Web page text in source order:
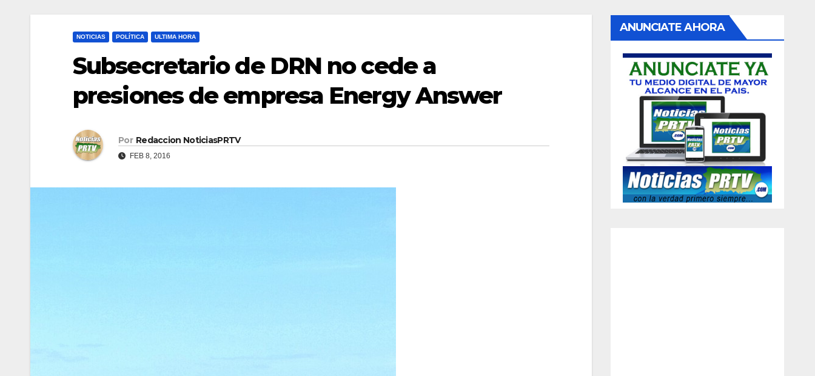
NOTICIAS POLÍTICA ULTIMA HORA
Subsecretario de DRN no cede a
presiones de empresa Energy Answer
Por Redaccion NoticiasPRTV
FEB 8, 2016
ANUNCIATE AHORA